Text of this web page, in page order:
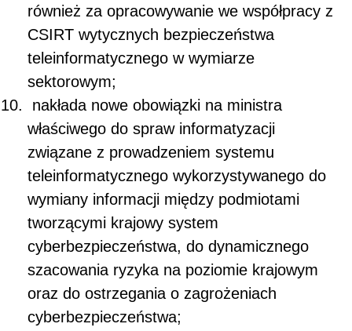
również za opracowywanie we współpracy z
CSIRT wytycznych bezpieczeństwa
teleinformatycznego w wymiarze
sektorowym;
nakłada nowe obowiązki na ministra
właściwego do spraw informatyzacji
związane z prowadzeniem systemu
teleinformatycznego wykorzystywanego do
wymiany informacji między podmiotami
tworzącymi krajowy system
cyberbezpieczeństwa, do dynamicznego
szacowania ryzyka na poziomie krajowym
oraz do ostrzegania o zagrożeniach
cyberbezpieczeństwa;